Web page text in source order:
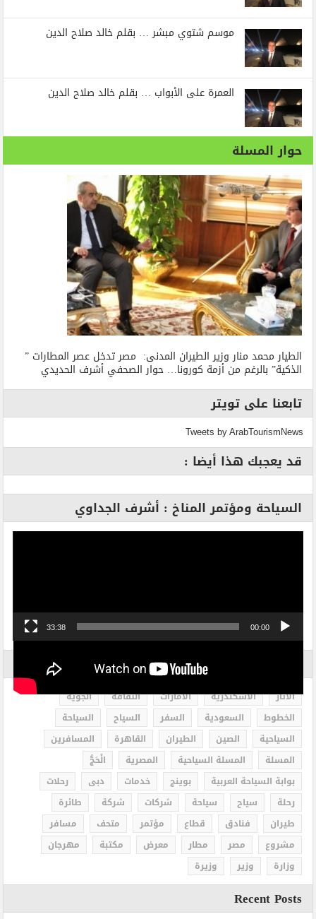
موسم شتوي مبشر … بقلم خالد صلاح الدين
العمرة على الأبواب … بقلم خالد صلاح الدين
حوار المسلة
الطيار محمد منار وزير الطيران المدنى: مصر تدخل عصر المطارات ”
الذكية” بالرغم من أزمة كورونا… حوار الصحفي أشرف الحديدي
تابعنا على تويتر
Tweets by ArabTourismNews
قد يعجبك هذا أيضا :
السياحة ومؤتمر المناخ : أشرف الجداوي
00:00
33:38
الاثار الاسكندرية الامارات الثقافة
الجوية
الخطوط
السعودية السفر السياح
السياحة
السياحية
الصين الطيران القاهرة
المسافرين
المسلة
المسلة السياحية المصرية
الْحَجُّ
بوابة السياحة العربية
بوينج خدمات دبى
رحلات
رحلة
سياح سياحة شركات شركة
طائرة
طيران
فنادق قطاع مؤتمر متحف
مسافر
مشروع
مصر مطار معرض مكتبة
مهرجان
وزارة
وزير وزيرة
Recent Posts